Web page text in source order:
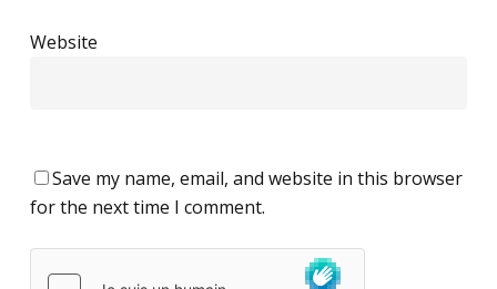
Website
Save my name, email, and website in this browser
for the next time I comment.